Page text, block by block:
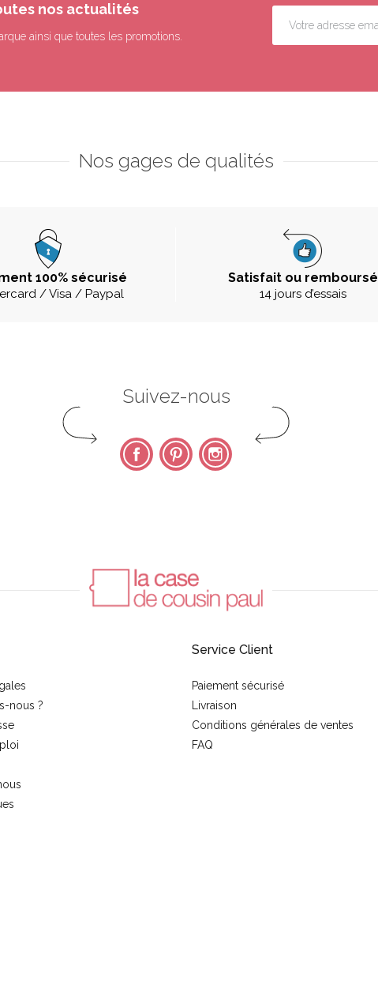
nos actualités
ainsi que toutes les promotions.
Nos gages de qualités
100% sécurisé
/ Visa / Paypal
Satisfait ou remboursé
14 jours d’essais
Suivez-nous
FacebookPinterest Instagram
nous ?
Service Client
Paiement sécurisé
Livraison
Conditions générales de ventes
FAQ